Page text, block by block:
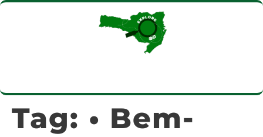
Tag: • Bem-